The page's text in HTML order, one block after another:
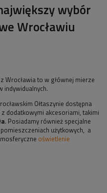
wybór
Wrocławiu
Wrocławia to w głównej mierze
indywidualnych.
Ołtaszynie dostępna
dodatkowymi akcesoriami, takimi
. Posiadamy również specjalne
użytkowych, a
oświetlenie